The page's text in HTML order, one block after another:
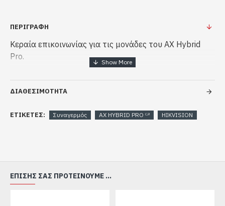
ΠΕΡΙΓΡΑΦΗ
Κεραία επικοινωνίας για τις μονάδες του AX Hybrid
Pro.
ΔΙΑΘΕΣΙΜΟΤΗΤΑ
ΕΤΙΚΈΤΕΣ: Συναγερμός AX HYBRID PRO ᴳ² HIKVISION
ΕΠΊΣΗΣ ΣΑΣ ΠΡΟΤΕΊΝΟΥΜΕ ...